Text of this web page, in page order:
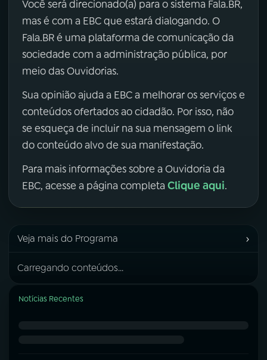
Você será direcionado(a) para o sistema Fala.BR,
mas é com a EBC que estará dialogando. O
Fala.BR é uma plataforma de comunicação da
sociedade com a administração pública, por
meio das Ouvidorias.
Sua opinião ajuda a EBC a melhorar os serviços e
conteúdos ofertados ao cidadão. Por isso, não
se esqueça de incluir na sua mensagem o link
do conteúdo alvo de sua manifestação.
Para mais informações sobre a Ouvidoria da
EBC, acesse a página completa Clique aqui.
Veja mais do Programa ›
Carregando conteúdos...
Notícias Recentes